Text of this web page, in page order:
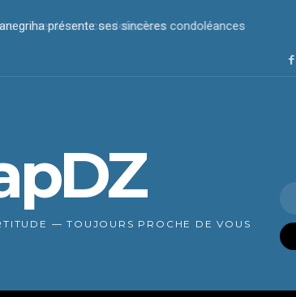
présente ses condoléances
— TOUJOURS PROCHE DE VOUS